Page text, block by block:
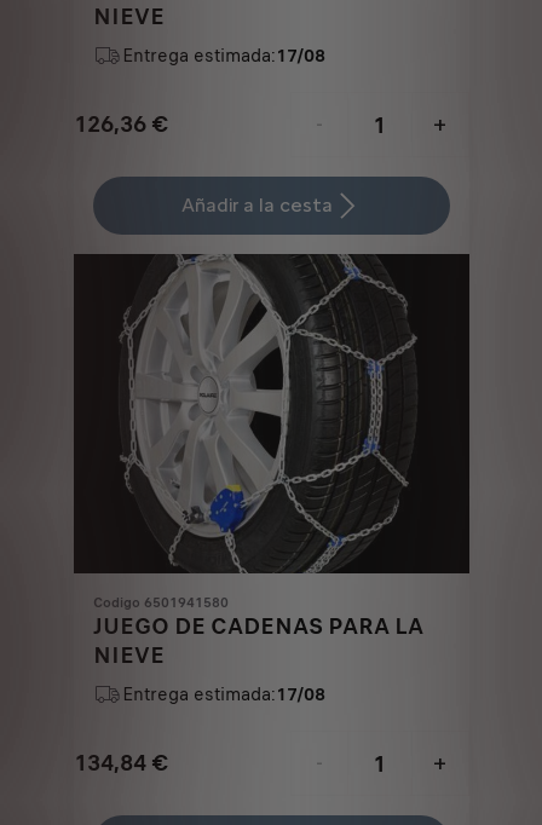
NIEVE
Entrega estimada:17/08
126,36 €
Price
126,36
€
-
+
Quantity
updated
1
Añadir a la cesta
Codigo 6501941580
JUEGO DE CADENAS PARA LA
NIEVE
Entrega estimada:17/08
134,84 €
Price
-
+
Quantity